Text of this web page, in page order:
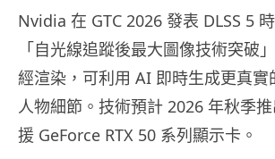
Nvidia 在 GTC 2026 發表 DLSS 5
「自光線追蹤後最大圖像技術突破
經渲染，可利用 AI 即時生成更真實
人物細節。技術預計 2026 年秋季
援 GeForce RTX 50 系列顯示卡。